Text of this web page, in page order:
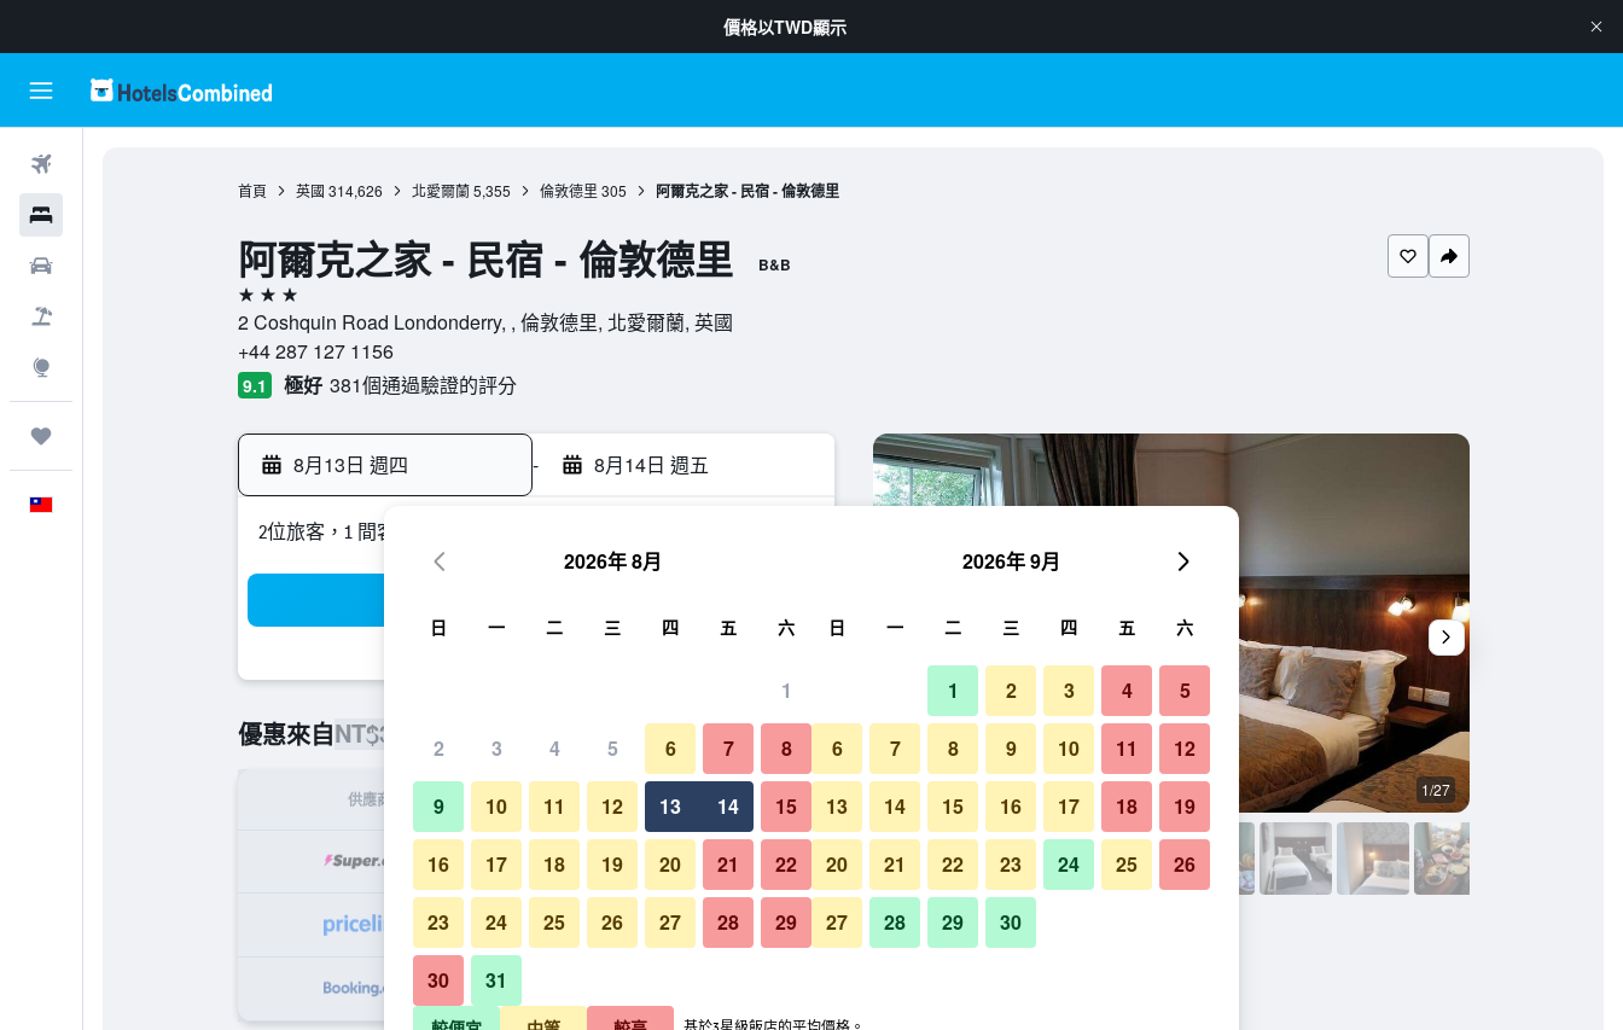
價格以TWD顯示
首頁 英國 314,626 北愛爾蘭 5,355 倫敦德里 305 阿爾克之家 - 民宿 - 倫敦德里
阿爾克之家 - 民宿 - 倫敦德里 B&B
3星級
2 Coshquin Road Londonderry, , 倫敦德里, 北愛爾蘭, 英國
+44 287 127 1156
9.1 極好 381個通過驗證的評分
8月13日 週四 - 8月14日 週五
2位旅客，1 間客房
優惠來自NT$3,965
供應商 每晚總額
NT$3,965 查看優惠
NT$4,520 查看優惠
臥室 1/27
阿爾克之家 - 民宿 - 倫敦德里的照片
2026年 8月
日 一 二 三 四 五 六
1
2 3 4 5 6 7 8
9 10 11 12 13 14 15
16 17 18 19 20 21 22
23 24 25 26 27 28 29
30 31
2026年 9月
日 一 二 三 四 五 六
1 2 3 4 5
6 7 8 9 10 11 12
13 14 15 16 17 18 19
20 21 22 23 24 25 26
27 28 29 30